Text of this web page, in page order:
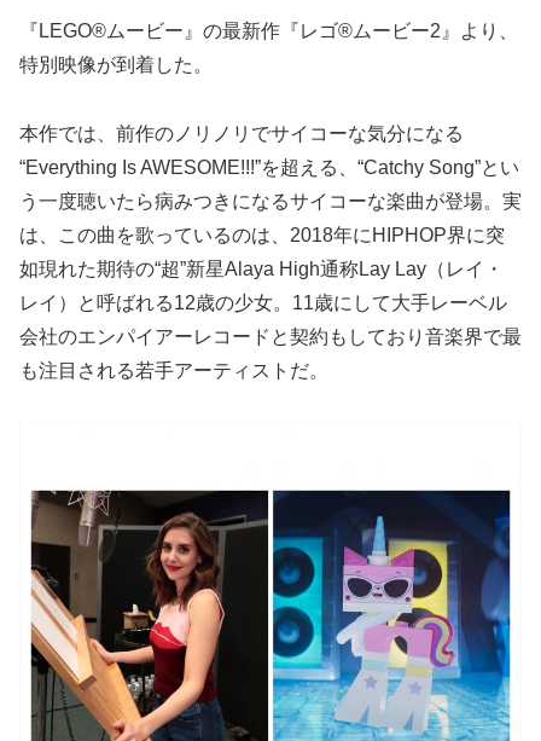
『LEGO®ムービー』の最新作『レゴ®ムービー2』より、
特別映像が到着した。
本作では、前作のノリノリでサイコーな気分になる
“Everything Is AWESOME!!!”を超える、“Catchy Song”とい
う一度聴いたら病みつきになるサイコーな楽曲が登場。実
は、この曲を歌っているのは、2018年にHIPHOP界に突
如現れた期待の“超”新星Alaya High通称Lay Lay（レイ・
レイ）と呼ばれる12歳の少女。11歳にして大手レーベル
会社のエンパイアーレコードと契約もしており音楽界で最
も注目される若手アーティストだ。